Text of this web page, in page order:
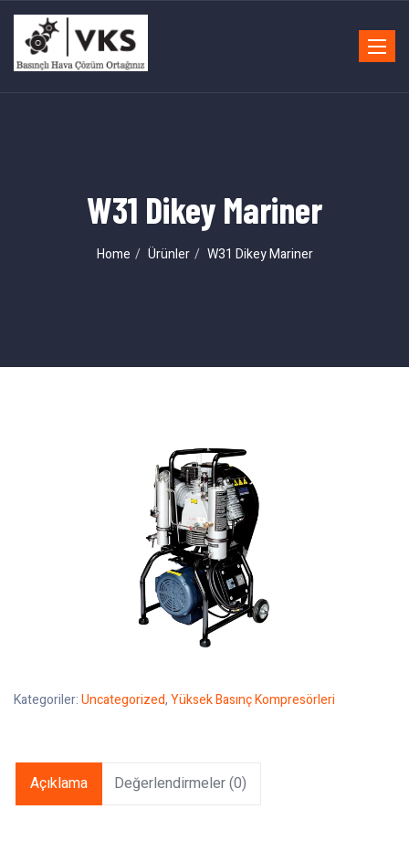
Toggle
W31 Dikey Mariner
Home Ürünler W31 Dikey Mariner
Kategoriler:Uncategorized,Yüksek Basınç Kompresörleri
Açıklama Değerlendirmeler (0)